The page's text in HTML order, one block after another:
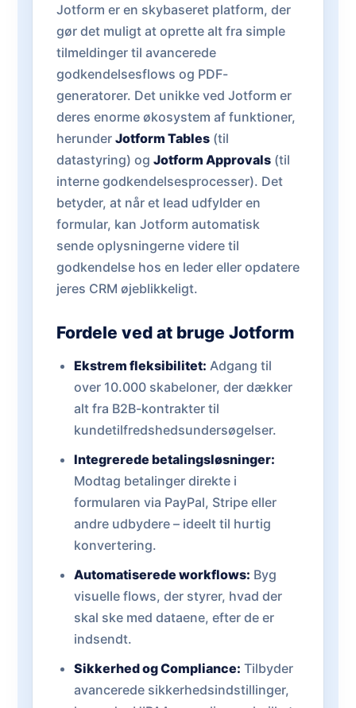
Jotform er en skybaseret platform, der
gør det muligt at oprette alt fra simple
tilmeldinger til avancerede
godkendelsesflows og PDF-
generatorer. Det unikke ved Jotform er
deres enorme økosystem af funktioner,
herunder Jotform Tables (til
datastyring) og Jotform Approvals (til
interne godkendelsesprocesser). Det
betyder, at når et lead udfylder en
formular, kan Jotform automatisk
sende oplysningerne videre til
godkendelse hos en leder eller opdatere
jeres CRM øjeblikkeligt.
Fordele ved at bruge Jotform
Ekstrem fleksibilitet: Adgang til
over 10.000 skabeloner, der dækker
alt fra B2B-kontrakter til
kundetilfredshedsundersøgelser.
Integrerede betalingsløsninger:
Modtag betalinger direkte i
formularen via PayPal, Stripe eller
andre udbydere – ideelt til hurtig
konvertering.
Automatiserede workflows: Byg
visuelle flows, der styrer, hvad der
skal ske med dataene, efter de er
indsendt.
Sikkerhed og Compliance: Tilbyder
avancerede sikkerhedsindstillinger,